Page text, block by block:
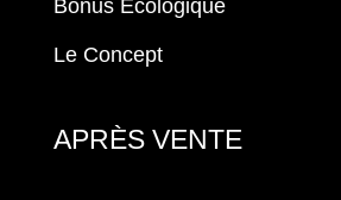
Bonus Ecologique
Le Concept
APRÈS VENTE